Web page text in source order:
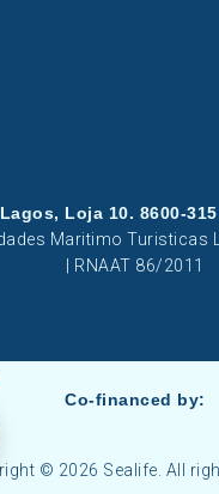
Loja 10. 8600-
Maritimo Turisticas
| RNAAT 86/2011
Co-financed by:
© 2026 Sealife. All